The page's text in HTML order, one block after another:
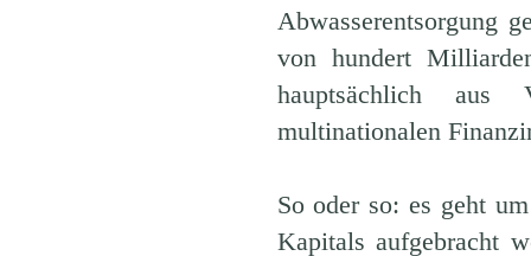
Abwasserentsorgung
von hundert
hauptsächlich aus
multinationalen
So oder so: es geht
Kapitals aufgebracht